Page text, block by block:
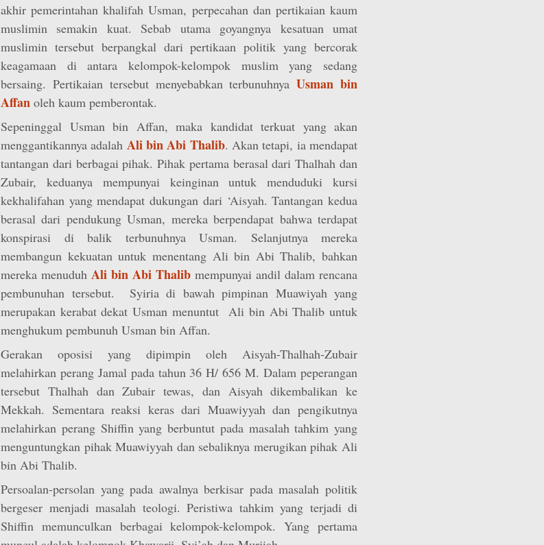
akhir pemerintahan khalifah Usman, perpecahan dan pertikaian kaum
muslimin semakin kuat. Sebab utama goyangnya kesatuan umat
muslimin tersebut berpangkal dari pertikaan politik yang bercorak
keagamaan di antara kelompok-kelompok muslim yang sedang
bersaing. Pertikaian tersebut menyebabkan terbunuhnyaUsman bin
Affan oleh kaum pemberontak.
Sepeninggal Usman bin Affan, maka kandidat terkuat yang akan
menggantikannya adalah Ali bin Abi Thalib. Akan tetapi, ia mendapat
tantangan dari berbagai pihak. Pihak pertama berasal dari Thalhah dan
Zubair, keduanya mempunyai keinginan untuk menduduki kursi
kekhalifahan yang mendapat dukungan dari ‘Aisyah. Tantangan kedua
berasal dari pendukung Usman, mereka berpendapat bahwa terdapat
konspirasi di balik terbunuhnya Usman. Selanjutnya mereka
membangun kekuatan untuk menentang Ali bin Abi Thalib, bahkan
mereka menuduh Ali bin Abi Thalib mempunyai andil dalam rencana
pembunuhan tersebut. Syiria di bawah pimpinan Muawiyah yang
merupakan kerabat dekat Usman menuntut Ali bin Abi Thalib untuk
menghukum pembunuh Usman bin Affan.
Gerakan oposisi yang dipimpin oleh Aisyah-Thalhah-Zubair
melahirkan perang Jamal pada tahun 36 H/ 656 M. Dalam peperangan
tersebut Thalhah dan Zubair tewas, dan Aisyah dikembalikan ke
Mekkah. Sementara reaksi keras dari Muawiyyah dan pengikutnya
melahirkan perang Shiffin yang berbuntut pada masalah tahkim yang
menguntungkan pihak Muawiyyah dan sebaliknya merugikan pihak Ali
bin Abi Thalib.
Persoalan-persolan yang pada awalnya berkisar pada masalah politik
bergeser menjadi masalah teologi. Peristiwa tahkim yang terjadi di
Shiffin memunculkan berbagai kelompok-kelompok. Yang pertama